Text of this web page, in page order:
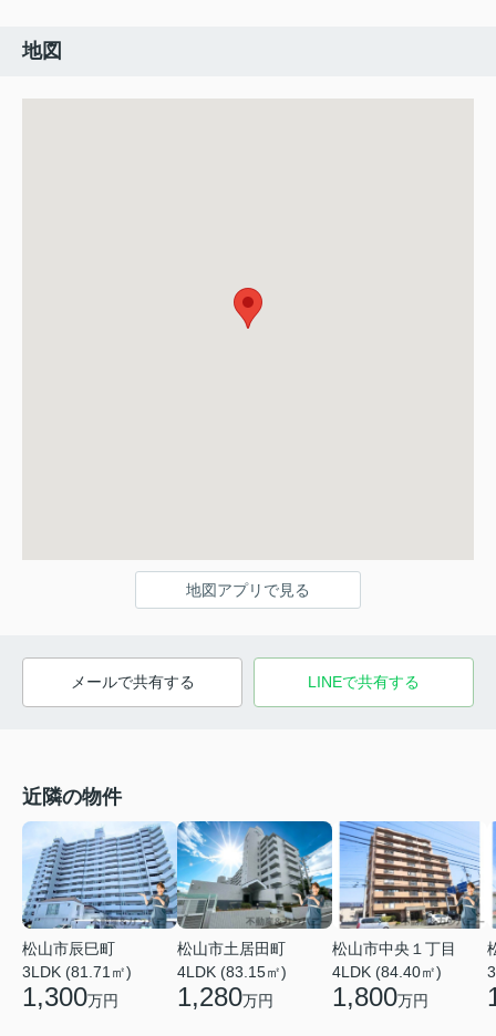
地図
地図アプリで見る
メールで共有する LINEで共有する
近隣の物件
松山市辰巳町
3LDK (81.71㎡)
1,300万円
松山市土居田町
4LDK (83.15㎡)
1,280万円
松山市中央１丁目
4LDK (84.40㎡)
1,800万円